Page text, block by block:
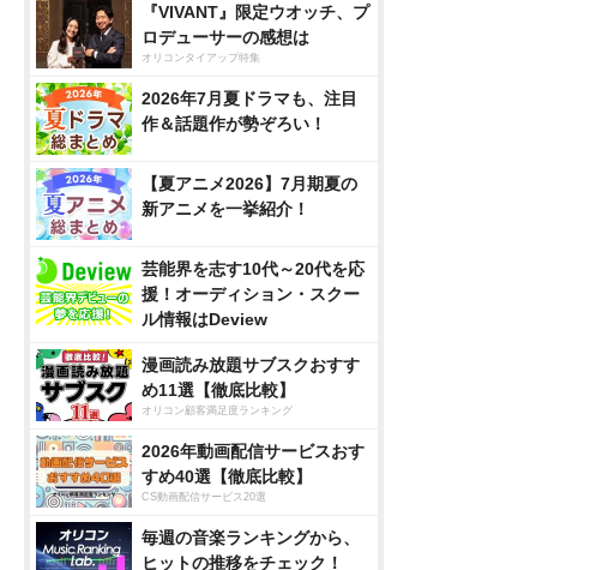
『VIVANT』限定ウオッチ、プ
ロデューサーの感想は
オリコンタイアップ特集
2026年7月夏ドラマも、注目
作＆話題作が勢ぞろい！
【夏アニメ2026】7月期夏の
新アニメを一挙紹介！
芸能界を志す10代～20代を応
援！オーディション・スクー
ル情報はDeview
漫画読み放題サブスクおすす
め11選【徹底比較】
オリコン顧客満足度ランキング
2026年動画配信サービスおす
すめ40選【徹底比較】
CS動画配信サービス20選
毎週の音楽ランキングから、
ヒットの推移をチェック！